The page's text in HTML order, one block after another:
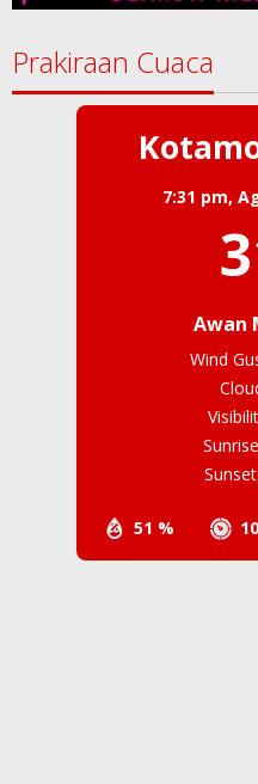
Prakiraan Cuaca
7:31 pm,
Awan
51 %
Wind
Sunset: